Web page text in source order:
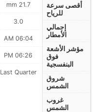
أقصى سرعة
للرياح
إجمالي
الأمطار
مؤشر الأشعة
فوق
البنفسجية
شروق
الشمس
غروب
الشمس
21.7 mm
3.0
06:04 AM
06:26 PM
Last Quarter